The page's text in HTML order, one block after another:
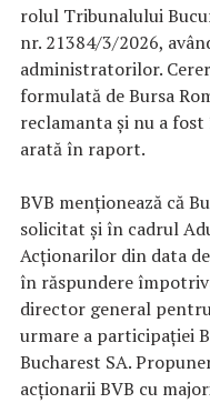
rolul Tribunalului
nr. 21384/3/2026,
administratorilor.
formulată de Bursa
reclamanta și nu a
arată în raport.
BVB menționează că
solicitat și în cadrul
Acționarilor din data
în răspundere
director general
urmare a participației
Bucharest SA.
acționarii BVB cu